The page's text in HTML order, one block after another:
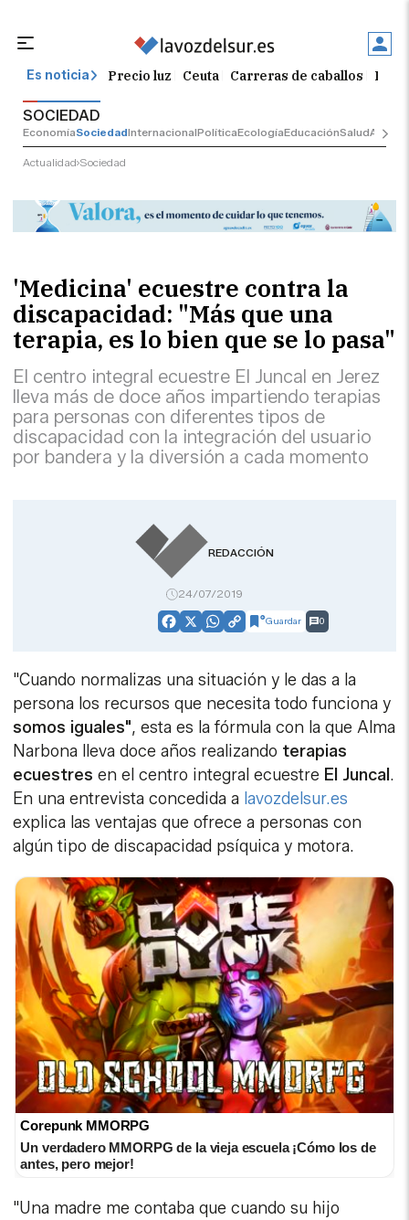
Es noticia Precio luz Ceuta Carreras de caballos
SOCIEDAD
EconomíaSociedadInternacionalPolíticaEcologíaEducaciónSalud
Actualidad Sociedad
'Medicina' ecuestre contra la
discapacidad: "Más que una
terapia, es lo bien que se lo pasa"
El centro integral ecuestre El Juncal en Jerez
lleva más de doce años impartiendo terapias
para personas con diferentes tipos de
discapacidad con la integración del usuario
por bandera y la diversión a cada momento
REDACCIÓN
24/07/2019
Facebook
X WhatsApp
CopyGuardar 0
"Cuando normalizas una situación y le das a la
persona los recursos que necesita todo funciona y
somos iguales", esta es la fórmula con la que Alma
Narbona lleva doce años realizando terapias
ecuestres en el centro integral ecuestre El Juncal.
En una entrevista concedida a lavozdelsur.es
explica las ventajas que ofrece a personas con
algún tipo de discapacidad psíquica y motora.
Corepunk MMORPG
Un verdadero MMORPG de la vieja escuela ¡Cómo los de
antes, pero mejor!
"Una madre me contaba que cuando su hijo